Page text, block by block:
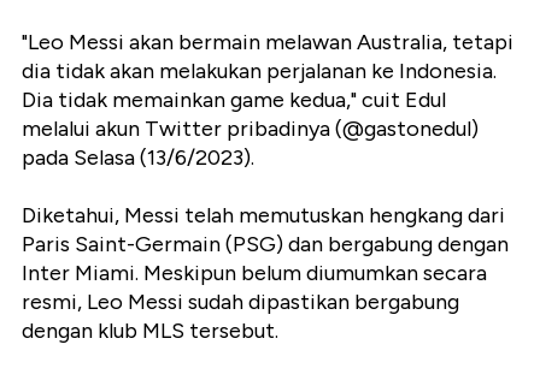
"Leo Messi akan bermain melawan Australia, tetapi
dia tidak akan melakukan perjalanan ke Indonesia.
Dia tidak memainkan game kedua," cuit Edul
melalui akun Twitter pribadinya (@gastonedul)
pada Selasa (13/6/2023).
Diketahui, Messi telah memutuskan hengkang dari
Paris Saint-Germain (PSG) dan bergabung dengan
Inter Miami. Meskipun belum diumumkan secara
resmi, Leo Messi sudah dipastikan bergabung
dengan klub MLS tersebut.